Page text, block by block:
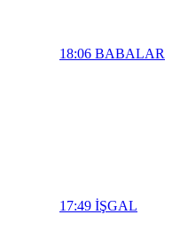
18:06 BABALAR
17:49 İŞGAL